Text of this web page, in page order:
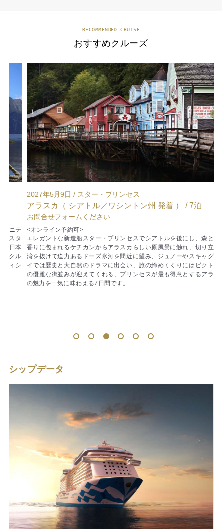
RECOMMENDED CRUISE
おすすめクルーズ
2027年5月9日 / スター・プリンセス
アラスカ（ シアトル／ワシントン州 発着 ） / 7泊
お問合せフォームください
<オンライン予約可>
エレガントな新造船スター・プリンセスでシアトルを後にし、森と水の
香りに包まれるケチカンからアラスカらしい原風景に触れ、切り立つ峡
湾を抜けて迫力あるドーズ氷河を間近に望み、ジュノーやスキャグウェ
イでは歴史と大自然のドラマに出会い、旅の締めくくりにはビクトリア
の優雅な街並みが迎えてくれる、プリンセスが最も得意とするアラスカ
の魅力を一気に味わえる7日間です。
1 2 3 4 5 6
シップデータ